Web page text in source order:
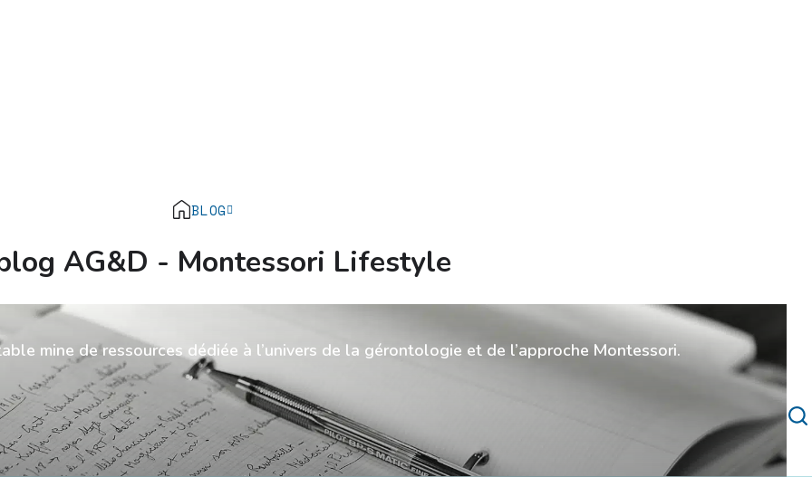
BLOG
AG&D - Montessori Lifestyle
mine de ressources dédiée à l’univers de la gérontologie et de l’approche Montessori.